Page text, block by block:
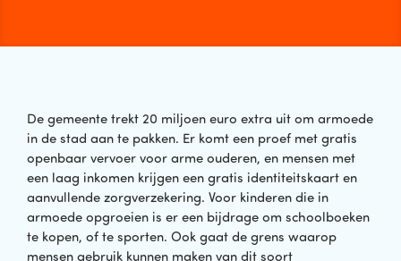
De gemeente trekt 20 miljoen euro extra uit om armoede
in de stad aan te pakken. Er komt een proef met gratis
openbaar vervoer voor arme ouderen, en mensen met
een laag inkomen krijgen een gratis identiteitskaart en
aanvullende zorgverzekering. Voor kinderen die in
armoede opgroeien is er een bijdrage om schoolboeken
te kopen, of te sporten. Ook gaat de grens waarop
mensen gebruik kunnen maken van dit soort